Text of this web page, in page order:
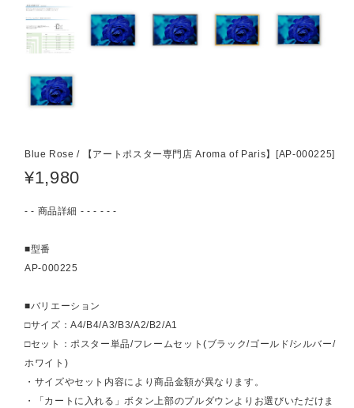
Blue Rose / 【アートポスター専門店 Aroma of Paris】[AP-000225]
¥1,980
- - 商品詳細 - - - - - -
■型番
AP-000225
■バリエーション
□サイズ：A4/B4/A3/B3/A2/B2/A1
□セット：ポスター単品/フレームセット(ブラック/ゴールド/シルバー/
ホワイト)
・サイズやセット内容により商品金額が異なります。
・「カートに入れる」ボタン上部のプルダウンよりお選びいただけま